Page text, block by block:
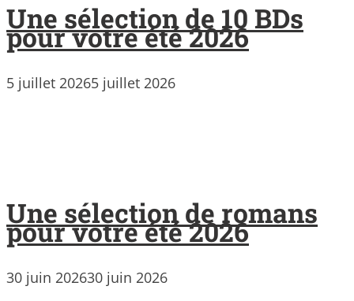
Une sélection de 10 BDs
pour votre été 2026
5 juillet 20265 juillet 2026
Une sélection de romans
pour votre été 2026
30 juin 202630 juin 2026